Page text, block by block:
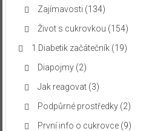
Zajímavosti (134)
Život s cukrovkou (154)
1 Diabetik začátečník(19)
Diapojmy(2)
Jak reagovat(3)
Podpůrné prostředky(2)
První info o cukrovce(9)